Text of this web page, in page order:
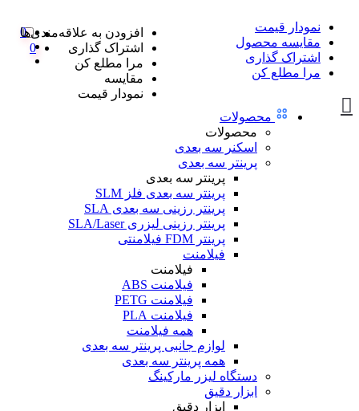
نمودار قیمت
مقایسه محصول
اشتراک گذاری
مرا مطلع کن
0
0
محصولات
محصولات
اسکنر سه بعدی
پرینتر سه بعدی
پرینتر سه بعدی
پرینتر سه بعدی فلز SLM
پرینتر رزینی سه بعدی SLA
پرینتر رزینی لیزری SLA/Laser
پرینتر FDM فیلامنتی
فیلامنت
فیلامنت
فیلامنت ABS
فیلامنت PETG
فیلامنت PLA
همه فیلامنت
لوازم جانبی پرینتر سه بعدی
همه پرینتر سه بعدی
دستگاه لیزر مارکینگ
ابزار دقیق
ابزار دقیق
افزودن به علاقه‌مندی‌ها
اشتراک گذاری
مرا مطلع کن
مقایسه
نمودار قیمت